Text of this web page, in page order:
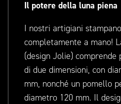
Il potere della luna piena
I nostri artigiani
completamente a mano!
(design Jolie)
di due dimensioni, con
mm, nonché un pomello
diametro 120 mm. Il